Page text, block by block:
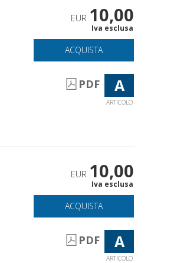
EUR 10,00
Iva esclusa
ACQUISTA
PDF A
ARTICOLO
EUR 10,00
Iva esclusa
ACQUISTA
PDF A
ARTICOLO